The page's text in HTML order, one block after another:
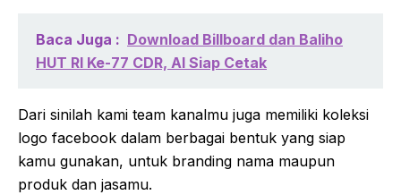
Baca Juga : Download Billboard dan Baliho
HUT RI Ke-77 CDR, AI Siap Cetak
Dari sinilah kami team kanalmu juga memiliki koleksi
logo facebook dalam berbagai bentuk yang siap
kamu gunakan, untuk branding nama maupun
produk dan jasamu.